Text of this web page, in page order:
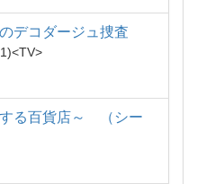
デコダージュ捜査
TV
る百貨店～ （シー